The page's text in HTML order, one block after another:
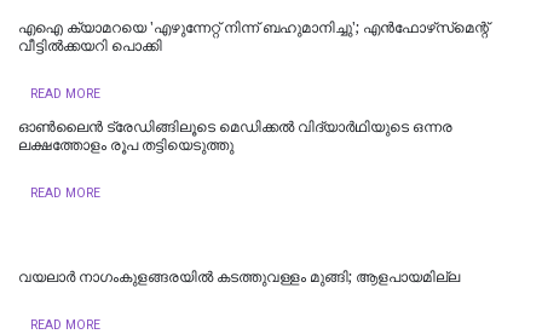
എഐ ക്യാമറയെ 'എഴുന്നേറ്റ് നിന്ന് ബഹുമാനിച്ചു'; എൻഫോഴ്‌സ്‌മെന്റ്
വീട്ടില്‍ക്കയറി പൊക്കി
READ MORE
ഓണ്‍ലൈന്‍ ട്രേഡിങ്ങിലൂടെ മെഡിക്കല്‍ വിദ്യാര്‍ഥിയുടെ ഒന്നര
ലക്ഷത്തോളം രൂപ തട്ടിയെടുത്തു
READ MORE
വയലാർ നാ​ഗംകുളങ്ങരയിൽ കടത്തുവള്ളം മുങ്ങി; ആളപായമില്ല
READ MORE